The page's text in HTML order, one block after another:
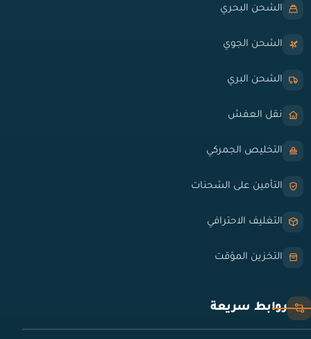
الشحن البحري
الشحن الجوي
الشحن البري
نقل العفش
التخليص الجمركي
التأمين على الشحنات
التغليف الاحترافي
التخزين المؤقت
روابط سريعة